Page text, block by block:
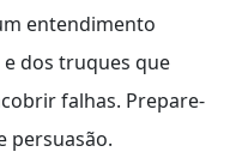
entendimento
dos truques que
falhas. Prepare-
persuasão.